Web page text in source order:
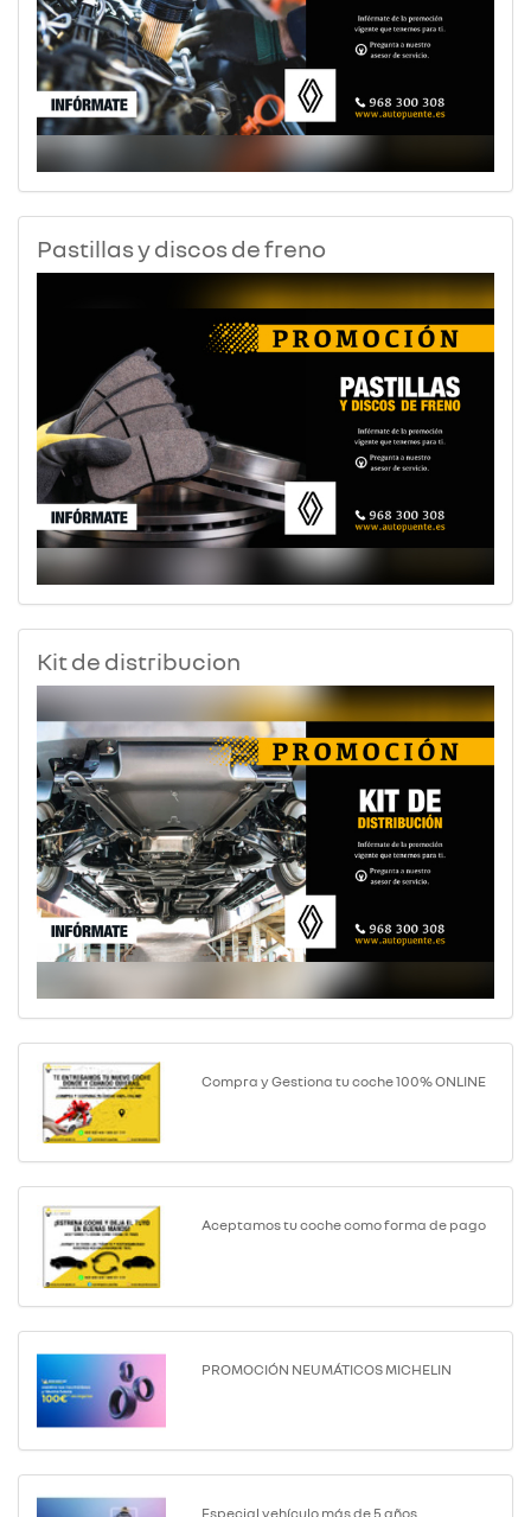
Pastillas y discos de freno
Kit de distribucion
Compra y Gestiona tu coche 100% ONLINE
Aceptamos tu coche como forma de pago
PROMOCIÓN NEUMÁTICOS MICHELIN
Especial vehículo más de 5 años